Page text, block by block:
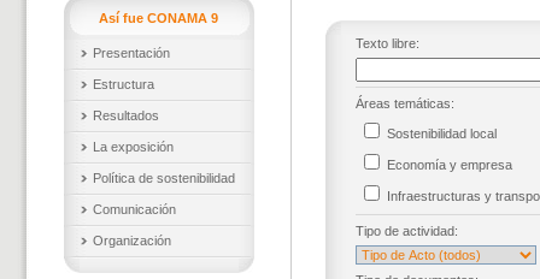
Así fue CONAMA 9
Presentación
Estructura
Resultados
La exposición
Política de sostenibilidad
Comunicación
Organización
Texto libre:
Áreas temáticas:
Sostenibilidad local
Economía y empresa
Infraestructuras y
Tipo de actividad: